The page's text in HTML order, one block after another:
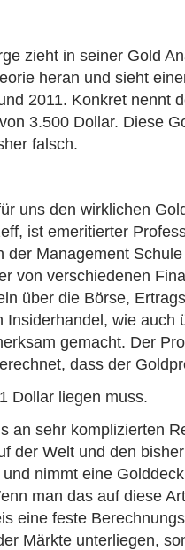
zieht in seiner Gold
heran und sieht
2011. Konkret nennt
3.500 Dollar. Diese
falsch.
uns den wirklichen
ist emeritierter
der Management
von verschiedenen
über die Börse,
Insiderhandel, wie auch
gemacht. Der
dass der
Dollar liegen muss.
an sehr komplizierten
der Welt und den
nimmt eine
man das auf diese
eine feste
Märkte unterliegen,